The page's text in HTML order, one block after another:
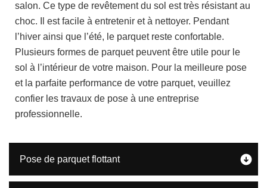
salon. Ce type de revêtement du sol est très résistant au
choc. Il est facile à entretenir et à nettoyer. Pendant
l’hiver ainsi que l’été, le parquet reste confortable.
Plusieurs formes de parquet peuvent être utile pour le
sol à l’intérieur de votre maison. Pour la meilleure pose
et la parfaite performance de votre parquet, veuillez
confier les travaux de pose à une entreprise
professionnelle.
Pose de parquet flottant